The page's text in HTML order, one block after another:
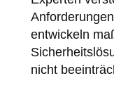
entwickeln
nicht